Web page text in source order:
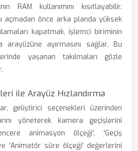
RAM kullanımını kısıtlayabilir.
açmadan önce arka planda yüksek
kapatmak, işlemci biriminin
ayırmasını sağlar. Bu
yaşanan takılmaları gözle
ile Arayüz Hızlandırma
geliştirici seçenekleri üzerinden
yöneterek kamera geçişlerini
animasyon ölçeği', 'Geçiş
'Animatör süre ölçeği' değerlerini